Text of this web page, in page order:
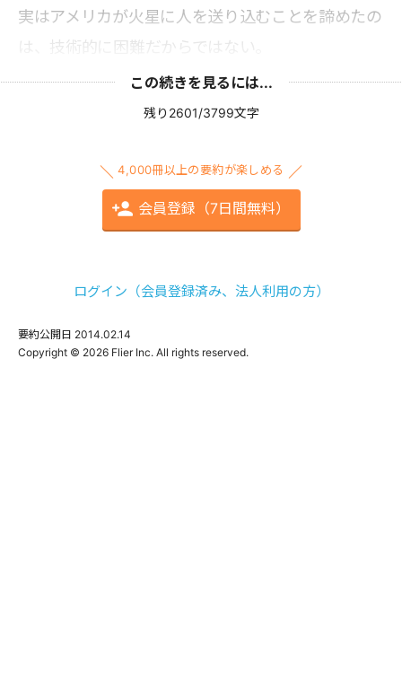
実はアメリカが火星に人を送り込むことを諦めたの
は、技術的に困難だからではない。
この続きを見るには...
残り2601/3799文字
4,000冊以上の要約が楽しめる
会員登録（7日間無料）
ログイン（会員登録済み、法人利用の方）
要約公開日 2014.02.14